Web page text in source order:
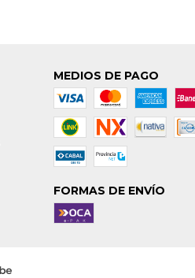
MEDIOS DE PAGO
FORMAS DE ENVÍO